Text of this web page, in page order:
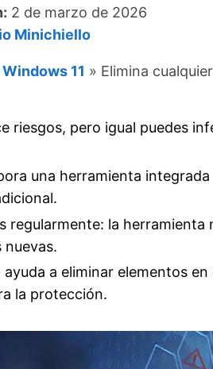
2 de marzo de 2026
Minichiello
11 » Elimina
riesgos, pero igual puedes
una herramienta
regularmente: la
nuevas.
ayuda a eliminar elementos
la protección.